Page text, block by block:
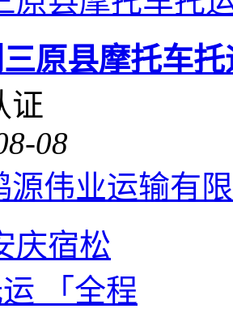
原县摩托车
证
08
源伟业运输有